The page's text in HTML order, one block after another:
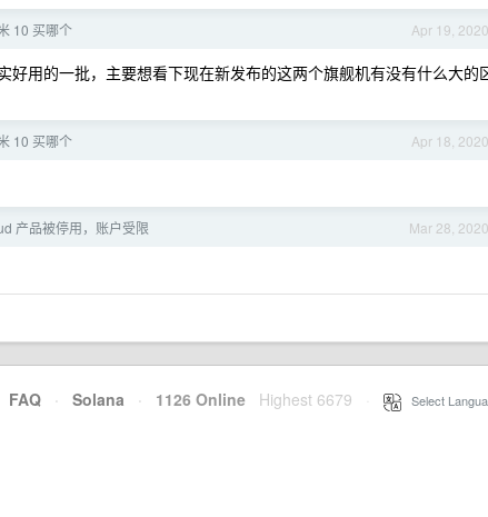
Apr 19, 2020
10 买哪个
好用的一批，主要想看下现在新发布的这两个旗舰机有没有什么大的
Apr 18, 2020
10 买哪个
Mar 28, 2020
产品被停用，账户受限
FAQ · Solana · 1126 Online Highest 6679 Select